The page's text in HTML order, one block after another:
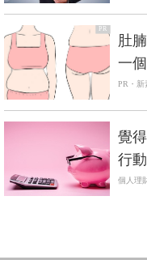
PR
肚
一
PR・新
覺
行
個人理